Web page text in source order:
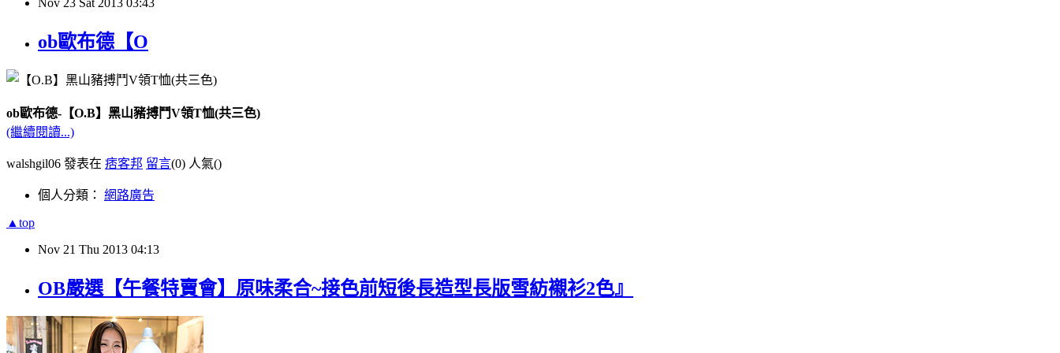
Nov 23 Sat 2013 03:43
ob歐布德【O
ob歐布德-【O.B】黑山豬搏鬥V領T恤(共三色)
(繼續閱讀...)
walshgil06 發表在 痞客邦 留言(0) 人氣()
個人分類： 網路廣告
▲top
Nov 21 Thu 2013 04:13
OB嚴選【午餐特賣會】原味柔合~接色前短後長造型長版雪紡襯衫2色』